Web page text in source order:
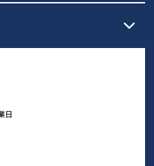
るよう、サイズ交換の受付期
となります。
日